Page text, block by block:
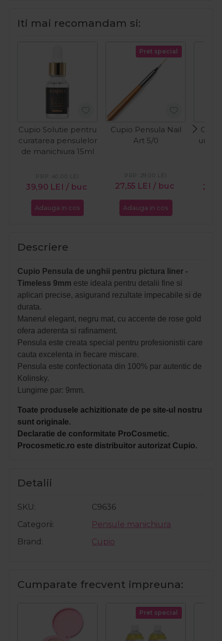
Iti mai recomandam si:
Cupio Solutie pentru
curatarea pensulelor
de manichiura 15ml
39,90 LEI / buc
PRP: 40,00 LEI
Adauga in cos
Pret special
Cupio Pensula Nail
Art 5/0
27,55 LEI / buc
PRP: 29,00 LEI
Adauga in cos
Descriere
Cupio Pensula de unghii pentru pictura liner -
Timeless 9mm este ideala pentru detalii fine si
aplicari precise, asigurand rezultate impecabile si de
durata.
Manerul elegant, negru mat, cu accente de rose gold
ofera aderenta si rafinament.
Pensula este creata special pentru profesionistii care
cauta excelenta in fiecare miscare.
Pensula este confectionata din 100% par autentic de
Kolinsky.
Lungime par: 9mm.
Toate produsele achizitionate de pe site-ul nostru
sunt originale.
Declaratie de conformitate ProCosmetic.
Procosmetic.ro este distribuitor autorizat Cupio.
Detalii
SKU
C9636
Categorii
Pensule manichiura
Brand
Cupio
Cumparate frecvent impreuna:
Pret special